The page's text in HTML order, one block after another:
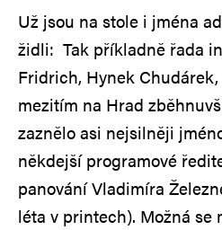
Už jsou na stole i jména
židli: Tak příkladně řada
Fridrich, Hynek
mezitím na Hrad
zaznělo asi nejsilněji
někdejší programové
panování Vladimíra
léta v printech). Možná se